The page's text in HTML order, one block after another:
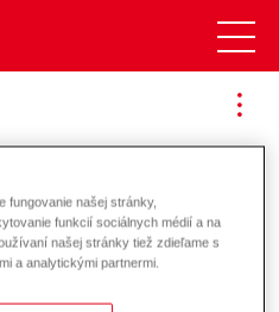
energiu a životné
fungovanie našej stránky,
funkcií sociálnych médií a na
našej stránky tiež zdieľame s
a analytickými partnermi.